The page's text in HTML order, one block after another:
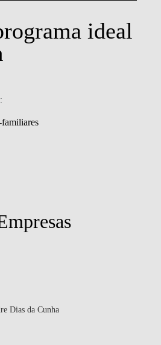
ideal
Dias da Cunha